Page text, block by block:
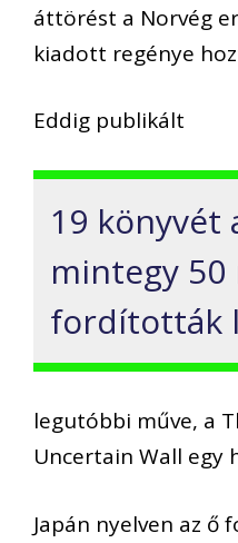
áttörést a Norvég
kiadott regénye
Eddig publikált
19 könyvét
mintegy 50
fordították
legutóbbi műve, a
Uncertain Wall egy
Japán nyelven az ő